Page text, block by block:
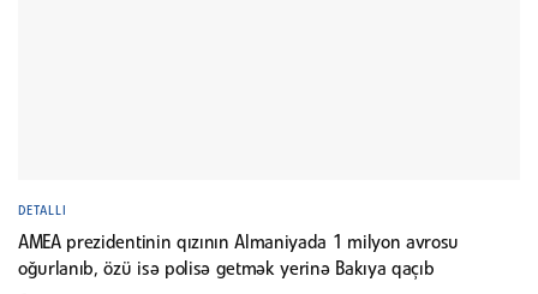
DETALLI
AMEA prezidentinin qızının Almaniyada 1 milyon avrosu
oğurlanıb, özü isə polisə getmək yerinə Bakıya qaçıb